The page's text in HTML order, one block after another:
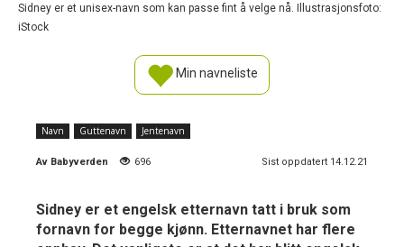
Sidney er et unisex-navn som kan passe fint å velge nå. Illustrasjonsfoto:
iStock
Min navneliste
Navn Guttenavn Jentenavn
Av Babyverden 696 Sist oppdatert 14.12.21
Sidney er et engelsk etternavn tatt i bruk som
fornavn for begge kjønn. Etternavnet har flere